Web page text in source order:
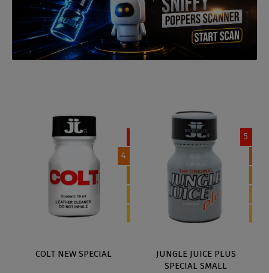
4
COLT NEW SPECIAL
5
JUNGLE JUICE PLUS
SPECIAL SMALL